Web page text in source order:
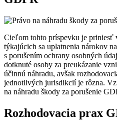
Cieľom tohto príspevku je priniesť
týkajúcich sa uplatnenia nárokov
s porušením ochrany osobných
dotknuté osoby za preukázanie
účinnú náhradu, avšak
jednotlivých jurisdikcií je rôzna.
na náhradu škody za porušenie
Rozhodovacia prax